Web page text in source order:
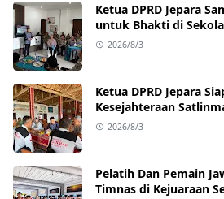
Ketua DPRD Jepara
untuk Bhakti di
2026/8/3
Ketua DPRD Jepara
Kesejahteraan
2026/8/3
Pelatih Dan Pemain
Timnas di Kejuaraan